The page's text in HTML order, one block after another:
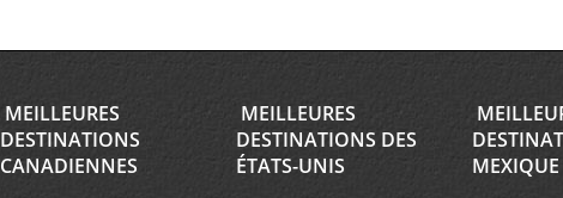
MEILLEURES
DESTINATIONS
CANADIENNES
MEILLEURES
DESTINATIONS DES
ÉTATS-UNIS
MEXIQUE